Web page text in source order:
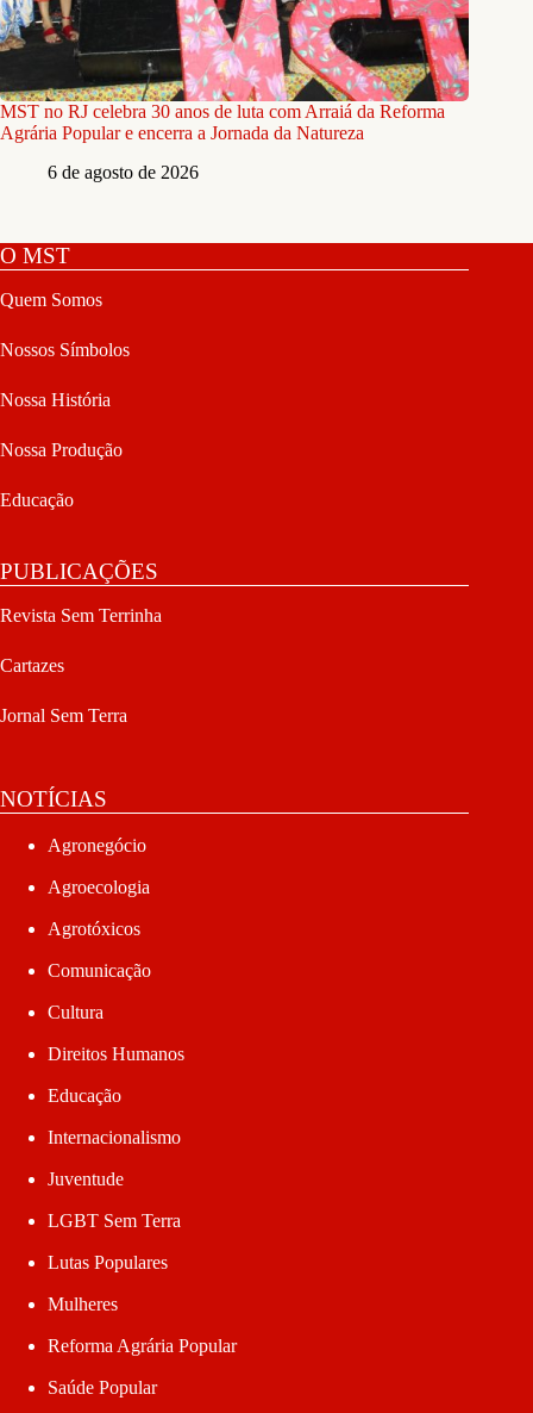
MST no RJ celebra 30 anos de luta com Arraiá da Reforma
Agrária Popular e encerra a Jornada da Natureza
6 de agosto de 2026
O MST
Quem Somos
Nossos Símbolos
Nossa História
Nossa Produção
Educação
PUBLICAÇÕES
Revista Sem Terrinha
Cartazes
Jornal Sem Terra
NOTÍCIAS
Agronegócio
Agroecologia
Agrotóxicos
Comunicação
Cultura
Direitos Humanos
Educação
Internacionalismo
Juventude
LGBT Sem Terra
Lutas Populares
Mulheres
Reforma Agrária Popular
Saúde Popular